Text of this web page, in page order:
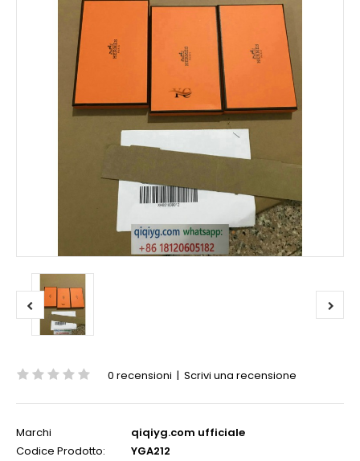
0 recensioni | Scrivi una recensione
Marchi
qiqiyg.com ufficiale
Codice Prodotto:
YGA212